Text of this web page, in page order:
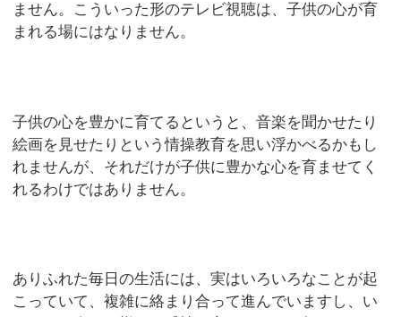
ません。こういった形のテレビ視聴は、子供の心が育
まれる場にはなりません。
子供の心を豊かに育てるというと、音楽を聞かせたり
絵画を見せたりという情操教育を思い浮かべるかもし
れませんが、それだけが子供に豊かな心を育ませてく
れるわけではありません。
ありふれた毎日の生活には、実はいろいろなことが起
こっていて、複雑に絡まり合って進んでいますし、い